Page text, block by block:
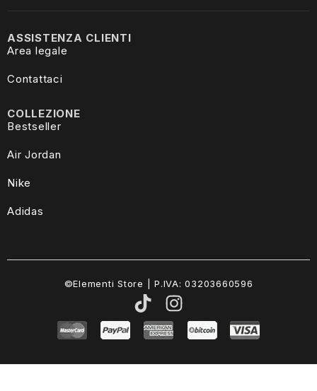
COLLEZIONE
Bestseller
Air Jordan
Nike
Adidas
ASSISTENZA CLIENTI
Area legale
Contattaci
©Elementi Store | P.IVA: 03203660596